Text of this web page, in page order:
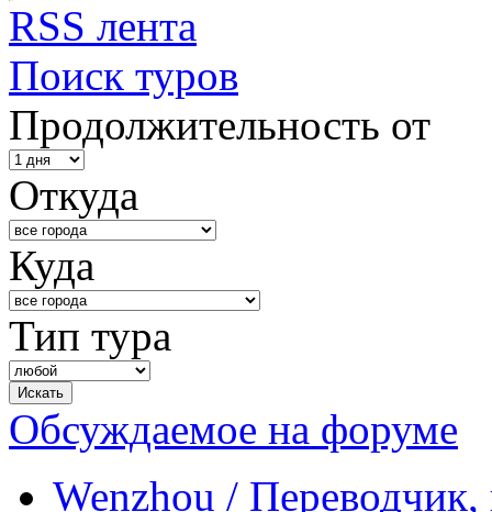
RSS лента
Поиск туров
Продолжительность от
Откуда
Куда
Тип тура
Обсуждаемое на форуме
Wenzhou / Переводчик,